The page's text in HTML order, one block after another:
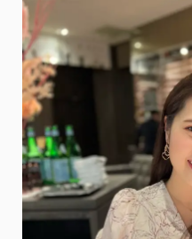
日
必
敗！
使
用
心
得
不
停